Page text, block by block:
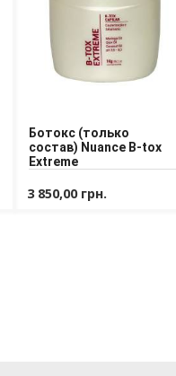
Ботокс (только
состав) Nuance B-tox
Extreme
3 850,00 грн.